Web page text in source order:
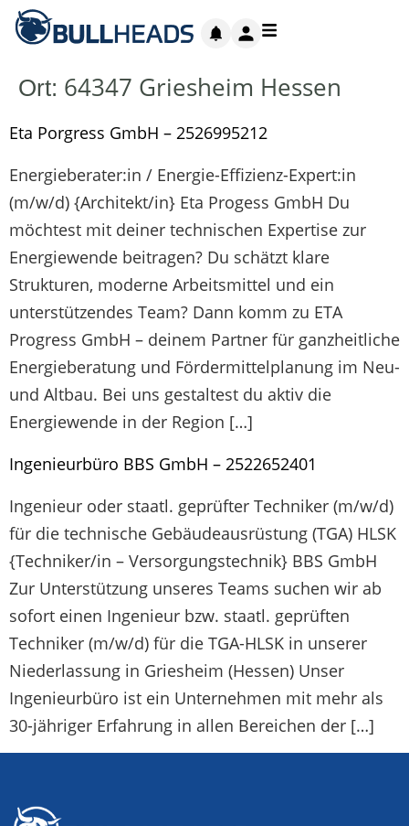
Ort: 64347 Griesheim Hessen
Eta Porgress GmbH – 2526995212
Energieberater:in / Energie-Effizienz-Expert:in
(m/w/d) {Architekt/in} Eta Progess GmbH Du
möchtest mit deiner technischen Expertise zur
Energiewende beitragen? Du schätzt klare
Strukturen, moderne Arbeitsmittel und ein
unterstützendes Team? Dann komm zu ETA
Progress GmbH – deinem Partner für ganzheitliche
Energieberatung und Fördermittelplanung im Neu-
und Altbau. Bei uns gestaltest du aktiv die
Energiewende in der Region […]
Ingenieurbüro BBS GmbH – 2522652401
Ingenieur oder staatl. geprüfter Techniker (m/w/d)
für die technische Gebäudeausrüstung (TGA) HLSK
{Techniker/in – Versorgungstechnik} BBS GmbH
Zur Unterstützung unseres Teams suchen wir ab
sofort einen Ingenieur bzw. staatl. geprüften
Techniker (m/w/d) für die TGA-HLSK in unserer
Niederlassung in Griesheim (Hessen) Unser
Ingenieurbüro ist ein Unternehmen mit mehr als
30-jähriger Erfahrung in allen Bereichen der […]